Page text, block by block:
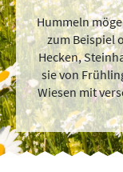
Hummeln
zum Beispiel
Hecken,
sie von
Wiesen mit